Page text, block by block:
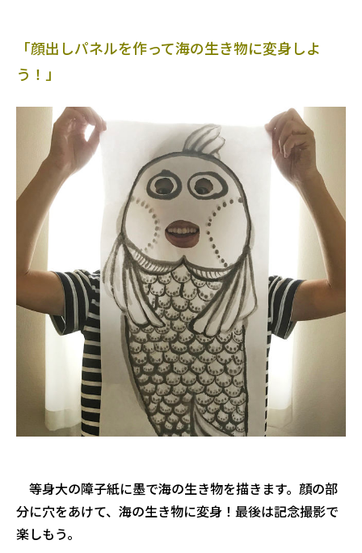
「顔出しパネルを作って海の生き物に変身しよ
う！」
等身大の障子紙に墨で海の生き物を描きます。顔の部
分に穴をあけて、海の生き物に変身！最後は記念撮影で
楽しもう。